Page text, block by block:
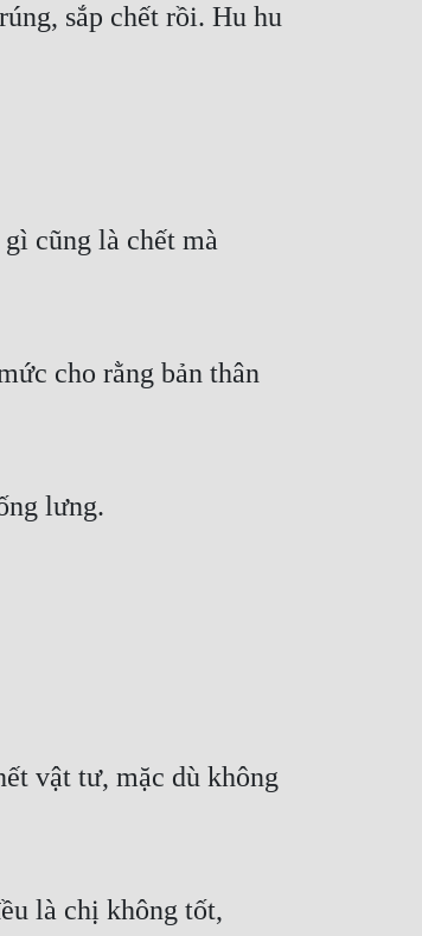
sắp chết rồi. Hu hu
cũng là chết mà
cho rằng bản thân
lưng.
vật tư, mặc dù không
là chị không tốt,